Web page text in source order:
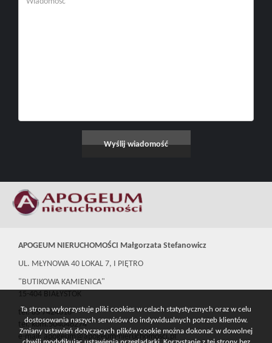
APOGEUM NIERUCHOMOŚCI Małgorzata Stefanowicz
UL. MŁYNOWA 40 LOKAL 7, I PIĘTRO
"BUTIKOWA KAMIENICA"
15-404 BIAŁYSTOK
tel. 85 7424016
tel. kom.504046274
e-mail: apogeum@apogeum-nieruchomosci.pl
Ta strona wykorzystuje pliki cookies w celach statystycznych oraz w celu
dostosowania naszych serwisów do indywidualnych potrzeb klientów.
Zmiany ustawień dotyczących plików cookie można dokonać w dowolnej